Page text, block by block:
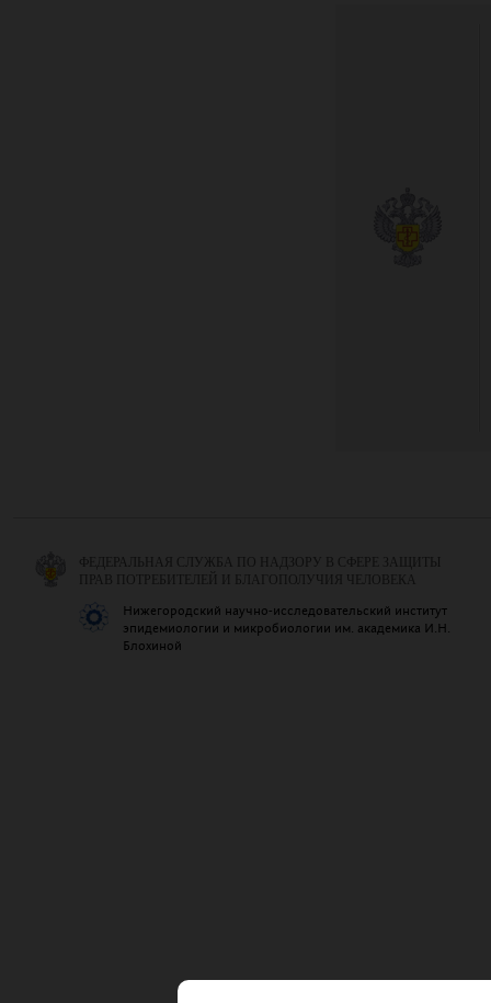
ФЕДЕРАЛЬНАЯ СЛУЖБА ПО НАДЗОРУ В СФЕРЕ ЗАЩИТЫ
ПРАВ ПОТРЕБИТЕЛЕЙ И БЛАГОПОЛУЧИЯ ЧЕЛОВЕКА
Нижегородский научно-исследовательский институт
эпидемиологии и микробиологии им. академика И.Н.
Блохиной